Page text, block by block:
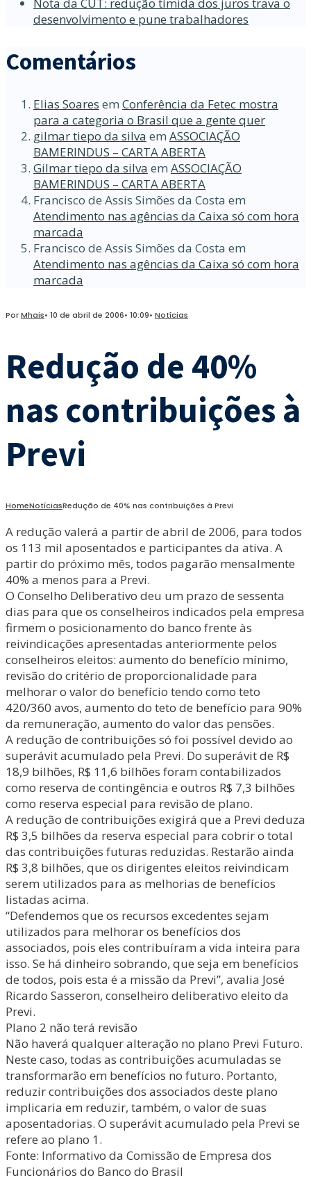
Nota da CUT: redução tímida dos juros trava o
desenvolvimento e pune trabalhadores
Comentários
Elias Soares em Conferência da Fetec mostra
para a categoria o Brasil que a gente quer
gilmar tiepo da silva em ASSOCIAÇÃO
BAMERINDUS – CARTA ABERTA
Gilmar tiepo da silva em ASSOCIAÇÃO
BAMERINDUS – CARTA ABERTA
Francisco de Assis Simões da Costa em
Atendimento nas agências da Caixa só com hora
marcada
Francisco de Assis Simões da Costa em
Atendimento nas agências da Caixa só com hora
marcada
PorMhais• 10 de abril de 2006• 10:09• Notícias
Redução de 40%
nas contribuições à
Previ
HomeNotíciasRedução de 40% nas contribuições à Previ
A redução valerá a partir de abril de 2006, para todos
os 113 mil aposentados e participantes da ativa. A
partir do próximo mês, todos pagarão mensalmente
40% a menos para a Previ.
O Conselho Deliberativo deu um prazo de sessenta
dias para que os conselheiros indicados pela empresa
firmem o posicionamento do banco frente às
reivindicações apresentadas anteriormente pelos
conselheiros eleitos: aumento do benefício mínimo,
revisão do critério de proporcionalidade para
melhorar o valor do benefício tendo como teto
420/360 avos, aumento do teto de benefício para 90%
da remuneração, aumento do valor das pensões.
A redução de contribuições só foi possível devido ao
superávit acumulado pela Previ. Do superávit de R$
18,9 bilhões, R$ 11,6 bilhões foram contabilizados
como reserva de contingência e outros R$ 7,3 bilhões
como reserva especial para revisão de plano.
A redução de contribuições exigirá que a Previ deduza
R$ 3,5 bilhões da reserva especial para cobrir o total
das contribuições futuras reduzidas. Restarão ainda
R$ 3,8 bilhões, que os dirigentes eleitos reivindicam
serem utilizados para as melhorias de benefícios
listadas acima.
“Defendemos que os recursos excedentes sejam
utilizados para melhorar os benefícios dos
associados, pois eles contribuíram a vida inteira para
isso. Se há dinheiro sobrando, que seja em benefícios
de todos, pois esta é a missão da Previ”, avalia José
Ricardo Sasseron, conselheiro deliberativo eleito da
Previ.
Plano 2 não terá revisão
Não haverá qualquer alteração no plano Previ Futuro.
Neste caso, todas as contribuições acumuladas se
transformarão em benefícios no futuro. Portanto,
reduzir contribuições dos associados deste plano
implicaria em reduzir, também, o valor de suas
aposentadorias. O superávit acumulado pela Previ se
refere ao plano 1.
Fonte: Informativo da Comissão de Empresa dos
Funcionários do Banco do Brasil